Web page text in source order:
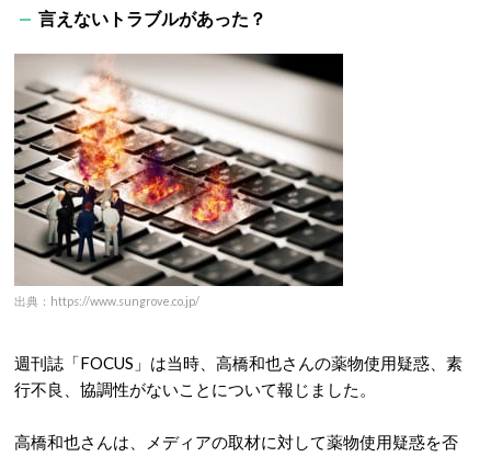
言えないトラブルがあった？
出典：https://www.sungrove.co.jp/
週刊誌「FOCUS」は当時、高橋和也さんの薬物使用疑惑、素
行不良、協調性がないことについて報じました。
高橋和也さんは、メディアの取材に対して薬物使用疑惑を否